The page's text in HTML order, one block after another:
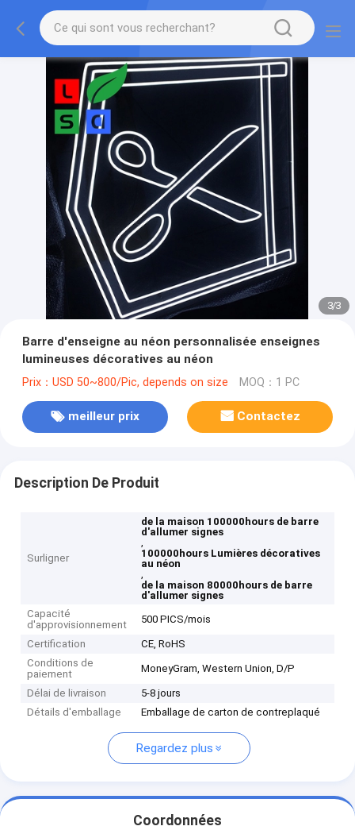
1/3
Barre d'enseigne au néon personnalisée enseignes
lumineuses décoratives au néon
Prix：USD 50~800/Pic, depends on size MOQ：1 PC
meilleur prix Contactez
Description De Produit
Surligner
de la maison 100000hours de barre
d'allumer signes
,
100000hours Lumières décoratives
au néon
,
de la maison 80000hours de barre
d'allumer signes
Capacité
d'approvisionnement
500 PICS/mois
Certification
CE, RoHS
Conditions de
paiement
MoneyGram, Western Union, D/P
Délai de livraison
5-8 jours
Détails d'emballage
Emballage de carton de contreplaqué
Regardez plus
Coordonnées